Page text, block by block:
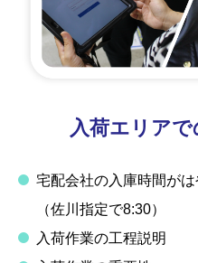
入荷エリア
宅配会社の入庫時間がは
（佐川指定で8:30）
入荷作業の工程説明